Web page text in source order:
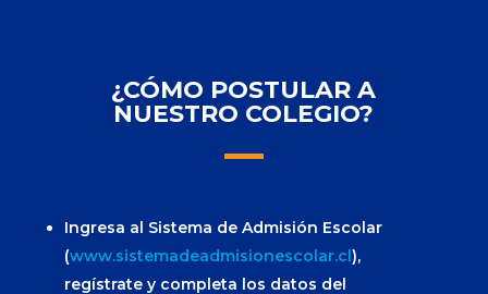
¿CÓMO POSTULAR A
NUESTRO COLEGIO?
Ingresa al Sistema de Admisión Escolar
(www.sistemadeadmisionescolar.cl),
regístrate y completa los datos del